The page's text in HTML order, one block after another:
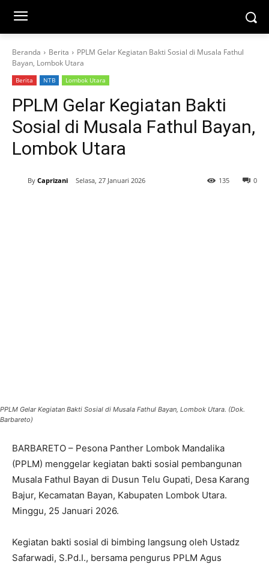
Beranda Berita
PPLM Gelar Kegiatan Bakti Sosial di Musala Fathul
Bayan, Lombok Utara
Berita NTB Lombok Utara
PPLM Gelar Kegiatan Bakti
Sosial di Musala Fathul Bayan,
Lombok Utara
By Caprizani Selasa, 27 Januari 2026 0
135
PPLM Gelar Kegiatan Bakti Sosial di Musala Fathul Bayan, Lombok Utara. (Dok.
Barbareto)
BARBARETO – Pesona Panther Lombok Mandalika
(PPLM) menggelar kegiatan bakti sosial pembangunan
Musala Fathul Bayan di Dusun Telu Gupati, Desa Karang
Bajur, Kecamatan Bayan, Kabupaten Lombok Utara.
Minggu, 25 Januari 2026.
Kegiatan bakti sosial di bimbing langsung oleh Ustadz
Safarwadi, S.Pd.I., bersama pengurus PPLM Agus